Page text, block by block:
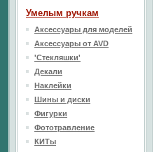
Умелым ручкам
Аксессуары для моделей
Аксессуары от AVD
'Стекляшки'
Декали
Наклейки
Шины и диски
Фигурки
Фототравление
КИТы